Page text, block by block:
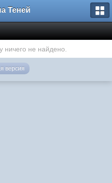
Теней
ничего не найдено.
версия